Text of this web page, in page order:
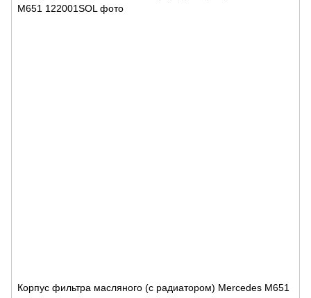
Корпус фильтра масляного (с радиатором) Mercedes M651